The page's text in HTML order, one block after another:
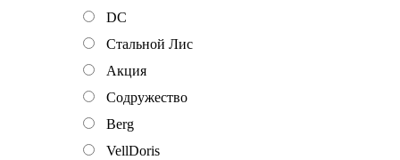
DC
Стальной Лис
Акция
Содружество
Berg
VellDoris